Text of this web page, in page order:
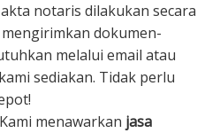
notaris dilakukan secara
dokumen-
melalui email atau
sediakan. Tidak perlu
Kami menawarkan jasa